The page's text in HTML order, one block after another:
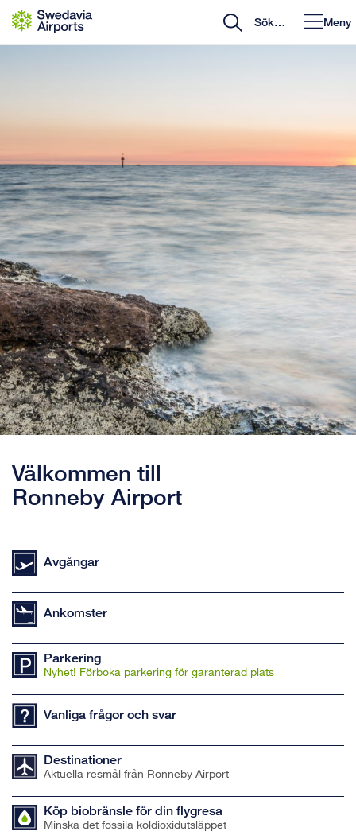
Gå till innehåll
Meny
Välkommen till
Ronneby Airport
Avgångar
Ankomster
Parkering
Nyhet! Förboka parkering för garanterad plats
Vanliga frågor och svar
Destinationer
Aktuella resmål från Ronneby Airport
Köp biobränsle för din flygresa
Minska det fossila koldioxidutsläppet